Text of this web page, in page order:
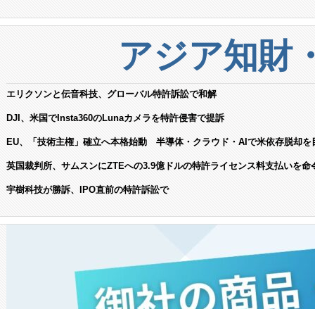
アジア知財
エリクソンと伝音科技、グローバル特許訴訟で和解
DJI、米国でInsta360のLunaカメラを特許侵害で提訴
EU、「技術主権」確立へ本格始動 半導体・クラウド・AIで米依存脱却を
英国裁判所、サムスンにZTEへの3.9億ドルの特許ライセンス料支払いを命
宇樹科技が勝訴、IPO直前の特許訴訟で